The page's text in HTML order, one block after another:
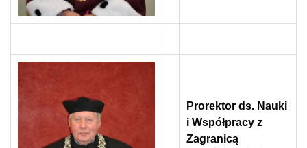
Prorektor ds. Nauki
i Współpracy z
Zagranicą